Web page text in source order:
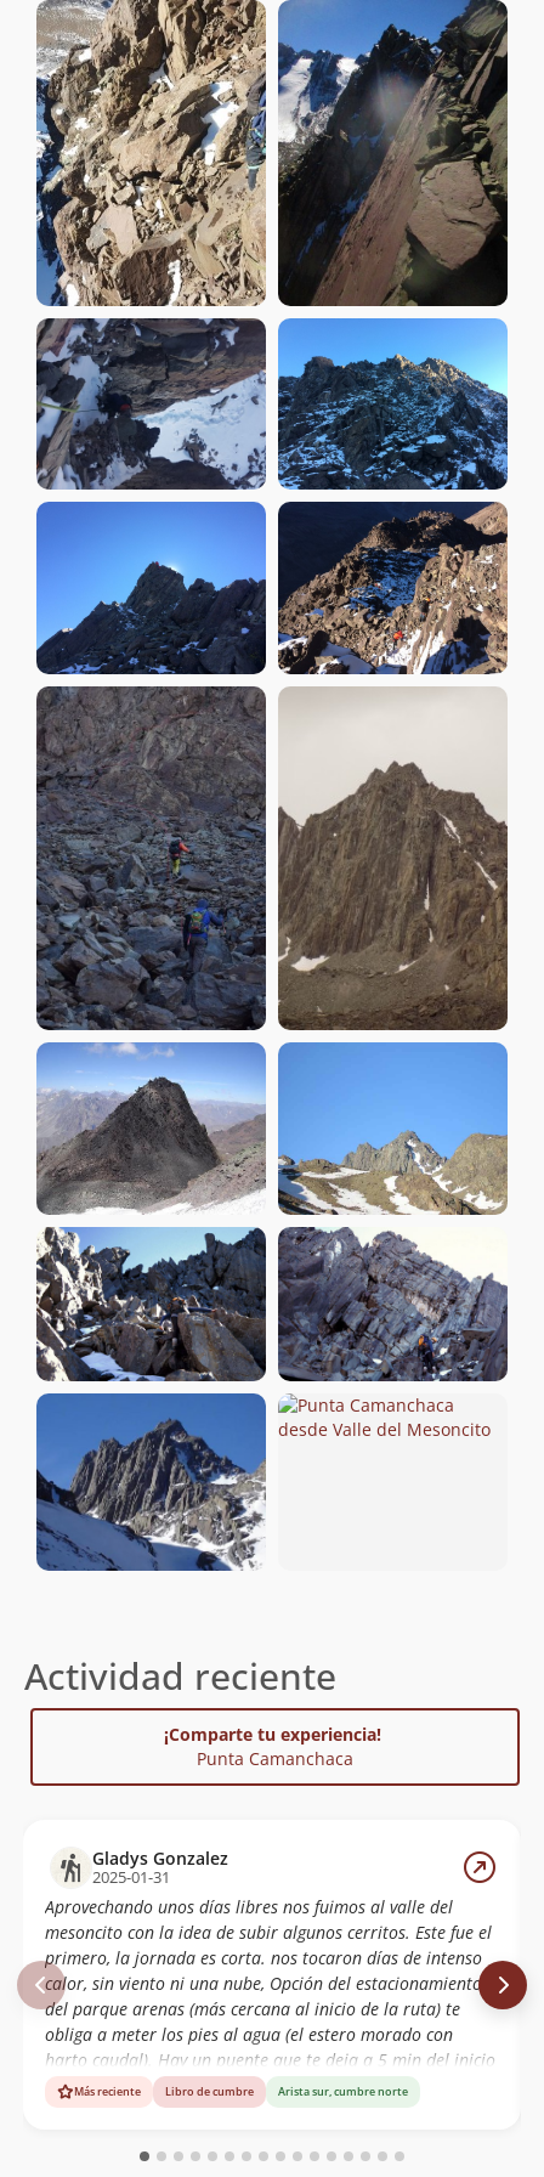
Actividad reciente
¡Comparte tu experiencia!
Punta Camanchaca
Gladys Gonzalez
2025-01-31
Aprovechando unos días libres nos fuimos al valle del
mesoncito con la idea de subir algunos cerritos. Este fue el
primero, la jornada es corta. nos tocaron días de intenso
calor, sin viento ni una nube, Opción del estacionamiento
del parque arenas (más cercana al inicio de la ruta) te
obliga a meter los pies al agua (el estero morado con
harto caudal). Hay un puente que te deja a 5 min del inicio
de la subida, pero tiene reja y candado... otra opción es
cruzarlo mucho antes, por unos puentes de roca. En este
las vegas. Cerro muy entretenido, harta caída de piedras.
Más reciente Libro de cumbre Arista sur, cumbre norte